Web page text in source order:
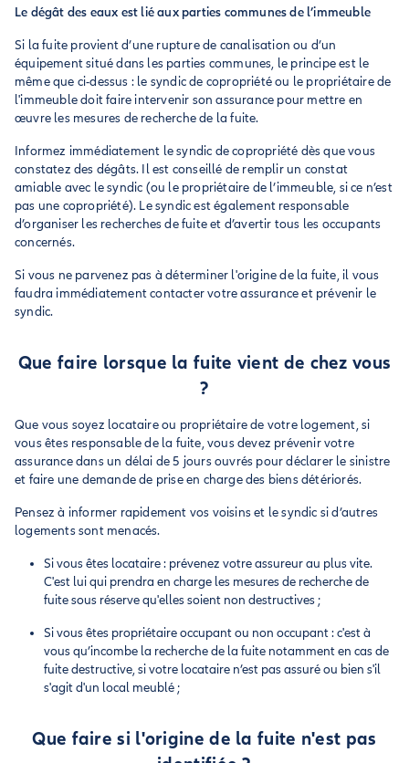
Le dégât des eaux est lié aux parties communes de l’immeuble
Si la fuite provient d’une rupture de canalisation ou d’un
équipement situé dans les parties communes, le principe est le
même que ci-dessus : le syndic de copropriété ou le propriétaire de
l'immeuble doit faire intervenir son assurance pour mettre en
œuvre les mesures de recherche de la fuite.
Informez immédiatement le syndic de copropriété dès que vous
constatez des dégâts. Il est conseillé de remplir un constat
amiable avec le syndic (ou le propriétaire de l’immeuble, si ce n’est
pas une copropriété). Le syndic est également responsable
d’organiser les recherches de fuite et d’avertir tous les occupants
concernés.
Si vous ne parvenez pas à déterminer l'origine de la fuite, il vous
faudra immédiatement contacter votre assurance et prévenir le
syndic.
Que faire lorsque la fuite vient de chez vous
?
Que vous soyez locataire ou propriétaire de votre logement, si
vous êtes responsable de la fuite, vous devez prévenir votre
assurance dans un délai de 5 jours ouvrés pour déclarer le sinistre
et faire une demande de prise en charge des biens détériorés.
Pensez à informer rapidement vos voisins et le syndic si d’autres
logements sont menacés.
Si vous êtes locataire : prévenez votre assureur au plus vite.
C'est lui qui prendra en charge les mesures de recherche de
fuite sous réserve qu'elles soient non destructives ;
Si vous êtes propriétaire occupant ou non occupant : c'est à
vous qu’incombe la recherche de la fuite notamment en cas de
fuite destructive, si votre locataire n’est pas assuré ou bien s'il
s'agit d'un local meublé ;
Que faire si l'origine de la fuite n'est pas